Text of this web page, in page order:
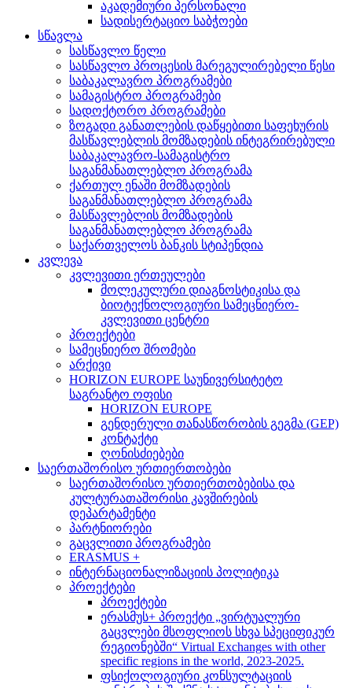
აკადემიური პერსონალი
სადისერტაციო საბჭოები
სწავლა
სასწავლო წელი
სასწავლო პროცესის მარეგულირებელი წესი
საბაკალავრო პროგრამები
სამაგისტრო პროგრამები
სადოქტორო პროგრამები
ზოგადი განათლების დაწყებითი საფეხურის
მასწავლებლის მომზადების ინტეგრირებული
საბაკალავრო-სამაგისტრო
საგანმანათლებლო პროგრამა
ქართულ ენაში მომზადების
საგანმანათლებლო პროგრამა
მასწავლებლის მომზადების
საგანმანათლებლო პროგრამა
საქართველოს ბანკის სტიპენდია
კვლევა
კვლევითი ერთეულები
მოლეკულური დიაგნოსტიკისა და
ბიოტექნოლოგიური სამეცნიერო-
კვლევითი ცენტრი
პროექტები
სამეცნიერო შრომები
არქივი
HORIZON EUROPE საუნივერსიტეტო
საგრანტო ოფისი
HORIZON EUROPE
გენდერული თანასწორობის გეგმა (GEP)
კონტაქტი
ღონისძიებები
საერთაშორისო ურთიერთობები
საერთაშორისო ურთიერთობებისა და
კულტურათაშორისი კავშირების
დეპარტამენტი
პარტნიორები
გაცვლითი პროგრამები
ERASMUS +
ინტერნაციონალიზაციის პოლიტიკა
პროექტები
პროექტები
ერასმუს+ პროექტი „ვირტუალური
გაცვლები მსოფლიოს სხვა სპეციფიკურ
რეგიონებში“ Virtual Exchanges with other
specific regions in the world, 2023-2025.
ფსიქოლოგიური კონსულტაციის